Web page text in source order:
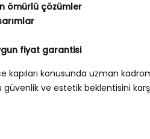
ömürlü çözümler
fiyat garantisi
kapıları konusunda uzman
güvenlik ve estetik beklentisini